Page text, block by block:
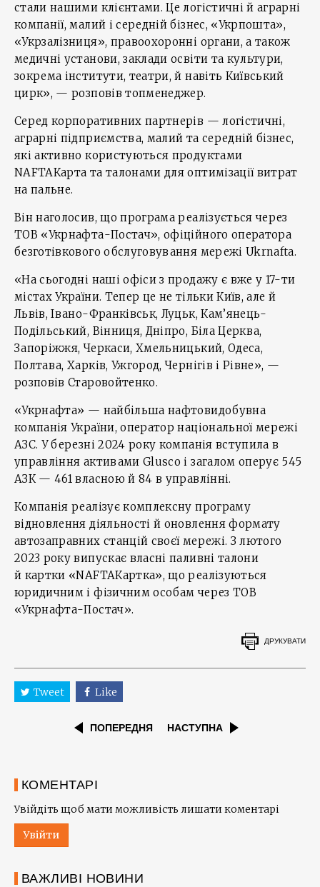
стали нашими клієнтами. Це логістичні й аграрні
компанії, малий і середній бізнес, «Укрпошта»,
«Укрзалізниця», правоохоронні органи, а також
медичні установи, заклади освіти та культури,
зокрема інститути, театри, й навіть Київський
цирк», — розповів топменеджер.
Серед корпоративних партнерів — логістичні,
аграрні підприємства, малий та середній бізнес,
які активно користуються продуктами
NAFTAКарта та талонами для оптимізації витрат
на пальне.
Він наголосив, що програма реалізується через
ТОВ «Укрнафта-Постач», офіційного оператора
безготівкового обслуговування мережі Ukrnafta.
«На сьогодні наші офіси з продажу є вже у 17-ти
містах України. Тепер це не тільки Київ, але й
Львів, Івано-Франківськ, Луцьк, Кам’янець-
Подільський, Вінниця, Дніпро, Біла Церква,
Запоріжжя, Черкаси, Хмельницький, Одеса,
Полтава, Харків, Ужгород, Чернігів і Рівне», —
розповів Старовойтенко.
«Укрнафта» — найбільша нафтовидобувна
компанія України, оператор національної мережі
АЗС. У березні 2024 року компанія вступила в
управління активами Glusco і загалом оперує 545
АЗК — 461 власною й 84 в управлінні.
Компанія реалізує комплексну програму
відновлення діяльності й оновлення формату
автозаправних станцій своєї мережі. З лютого
2023 року випускає власні паливні талони
й картки «NAFTAКартка», що реалізуються
юридичним і фізичним особам через ТОВ
«Укрнафта-Постач».
ДРУКУВАТИ
Tweet Like
ПОПЕРЕДНЯ НАСТУПНА
КОМЕНТАРІ
Увійдіть щоб мати можливість лишати коментарі
Увійти
ВАЖЛИВІ НОВИНИ